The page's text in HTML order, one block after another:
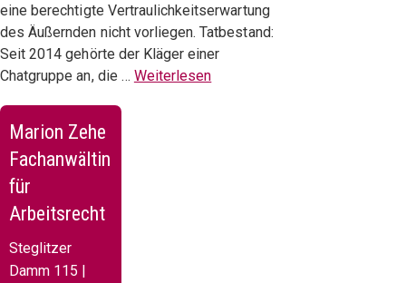
eine berechtigte Vertraulichkeitserwartung
des Äußernden nicht vorliegen. Tatbestand:
Seit 2014 gehörte der Kläger einer
Chatgruppe an, die … Weiterlesen
Marion Zehe
Fachanwältin
für
Arbeitsrecht
Steglitzer
Damm 115 |